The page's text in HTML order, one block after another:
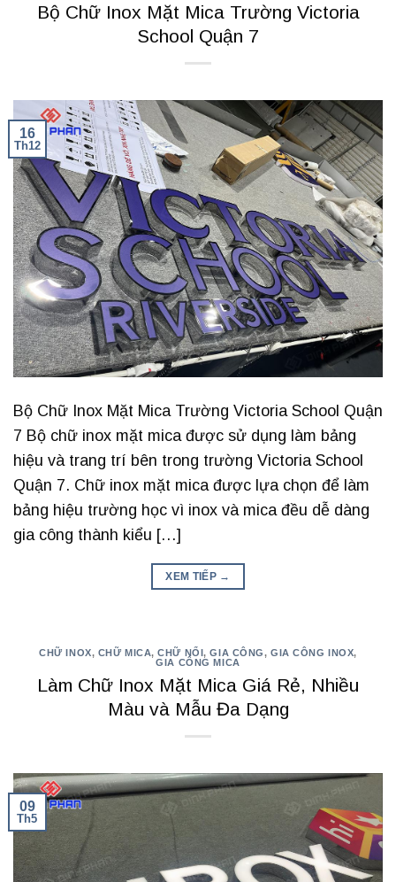
Bộ Chữ Inox Mặt Mica Trường Victoria
School Quận 7
16
Th12
Bộ Chữ Inox Mặt Mica Trường Victoria School Quận
7 Bộ chữ inox mặt mica được sử dụng làm bảng
hiệu và trang trí bên trong trường Victoria School
Quận 7. Chữ inox mặt mica được lựa chọn để làm
bảng hiệu trường học vì inox và mica đều dễ dàng
gia công thành kiểu […]
XEM TIẾP →
CHỮ INOX, CHỮ MICA,CHỮ NỔI,GIA CÔNG,GIA CÔNG INOX,
GIA CÔNG MICA
Làm Chữ Inox Mặt Mica Giá Rẻ, Nhiều
Màu và Mẫu Đa Dạng
09
Th5